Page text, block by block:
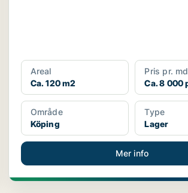
Areal
Ca. 120 m2
Pris pr.
Ca. 8 000
Område
Köping
Type
Lager
Mer info